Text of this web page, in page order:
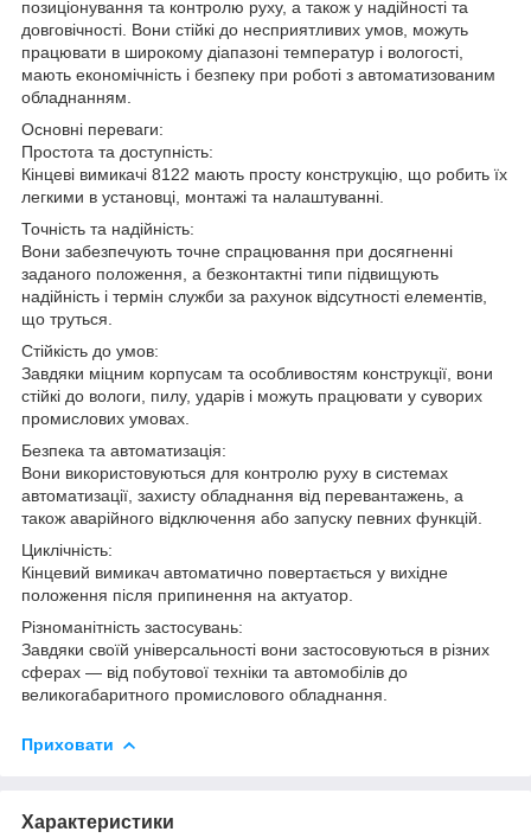
позиціонування та контролю руху, а також у надійності та
довговічності. Вони стійкі до несприятливих умов, можуть
працювати в широкому діапазоні температур і вологості,
мають економічність і безпеку при роботі з автоматизованим
обладнанням.
Основні переваги:
Простота та доступність:
Кінцеві вимикачі 8122 мають просту конструкцію, що робить їх
легкими в установці, монтажі та налаштуванні.
Точність та надійність:
Вони забезпечують точне спрацювання при досягненні
заданого положення, а безконтактні типи підвищують
надійність і термін служби за рахунок відсутності елементів,
що труться.
Стійкість до умов:
Завдяки міцним корпусам та особливостям конструкції, вони
стійкі до вологи, пилу, ударів і можуть працювати у суворих
промислових умовах.
Безпека та автоматизація:
Вони використовуються для контролю руху в системах
автоматизації, захисту обладнання від перевантажень, а
також аварійного відключення або запуску певних функцій.
Циклічність:
Кінцевий вимикач автоматично повертається у вихідне
положення після припинення на актуатор.
Різноманітність застосувань:
Завдяки своїй універсальності вони застосовуються в різних
сферах — від побутової техніки та автомобілів до
великогабаритного промислового обладнання.
Приховати
Характеристики